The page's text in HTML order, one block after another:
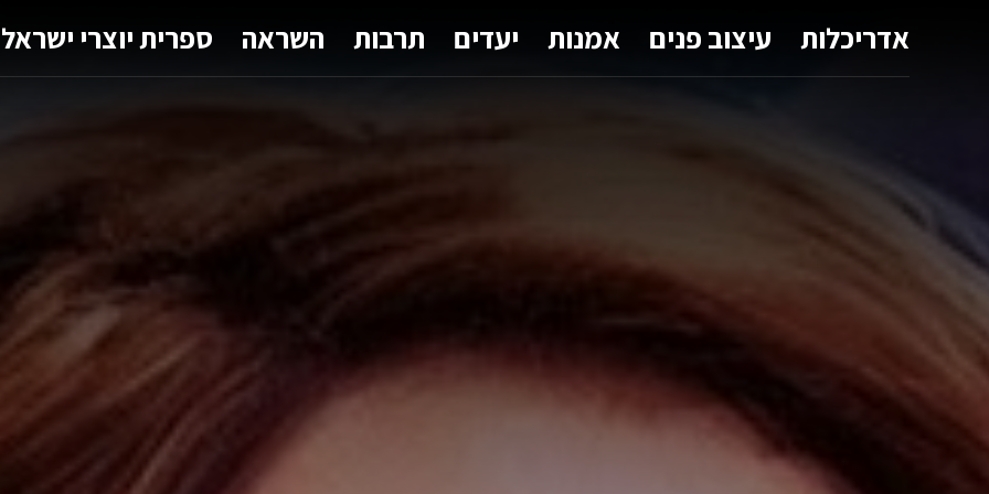
אדריכלות עיצוב פנים אמנות יעדים תרבות השראה ספרית יוצרי ישראל